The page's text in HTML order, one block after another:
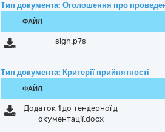
Тип документа: Оголошення про
ФАЙЛ
sign.p7s
Тип документа: Критерії прийнятності
ФАЙЛ
Додаток 1 до тендерної д
окументації.docx